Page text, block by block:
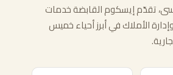
تقدّم إيسكوم القابضة خدمات
الأملاك في أبرز أحياء خميس